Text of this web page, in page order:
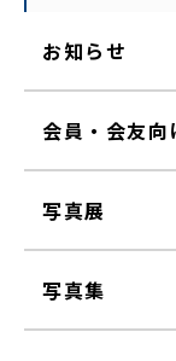
お知らせ
会員・会友向
写真展
写真集